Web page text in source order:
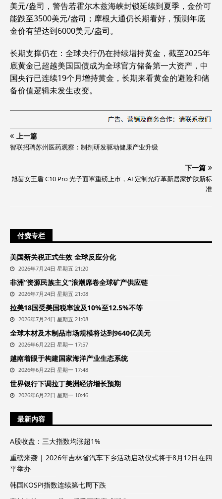
美元/盎司，警告若霍尔木兹海峡封锁延续到夏季，金价可
能跌至3500美元/盎司；摩根大通仍长期看好，预测年底
金价有望达到6000美元/盎司。
‌长期支撑仍在‌：全球央行仍在持续增持黄金，截至2025年
底黄金已超越美国国债成为全球官方储备第一大资产，中
国央行已连续19个月增持黄金，长期来看黄金的避险和储
备价值逻辑未发生改变。
上一篇
​智联招聘苏州医药观察：制剂研发驱动健康产业升级
下一篇
旭茵女王盾 C10 Pro 光子面罩重磅上市，AI 定制光疗革新居家护肤新标
准
付费专栏
美国新关税正式生效 全球反应分化
2026年7月24日 星期五 21:20
非洲“资源民族主义”浪潮席卷全球矿产供应链
2026年7月24日 星期五 21:08
拉美18国受美国税率波及10%至12.5%不等
2026年7月24日 星期五 21:08
全球木材及木制品市场规模将达到9640亿美元
2026年6月22日 星期一 17:57
越南着眼于构建国家海洋产业生态系统
2026年6月22日 星期一 17:48
世界银行下调拉丁美洲经济增长预期
2026年6月22日 星期一 10:46
最新内容
A股收盘：三大指数均涨超1%
重磅来袭 | 2026年吉林省汽车下乡活动启动仪式将于8月12日在四
平举办
韩国KOSPI指数连续第七周下跌